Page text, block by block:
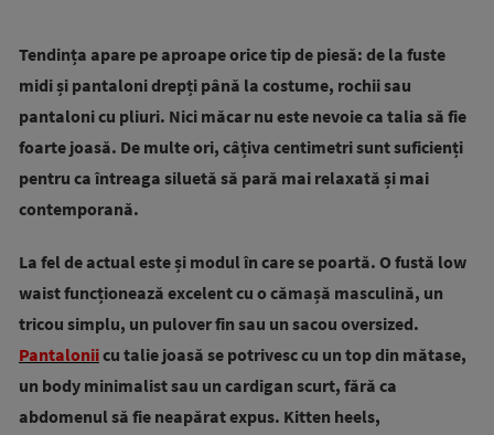
Tendința apare pe aproape orice tip de piesă: de la fuste
midi și pantaloni drepți până la costume, rochii sau
pantaloni cu pliuri. Nici măcar nu este nevoie ca talia să fie
foarte joasă. De multe ori, câțiva centimetri sunt suficienți
pentru ca întreaga siluetă să pară mai relaxată și mai
contemporană.
La fel de actual este și modul în care se poartă. O fustă low
waist funcționează excelent cu o cămașă masculină, un
tricou simplu, un pulover fin sau un sacou oversized.
Pantaloniicu talie joasă se potrivesc cu un top din mătase,
un body minimalist sau un cardigan scurt, fără ca
abdomenul să fie neapărat expus. Kitten heels,